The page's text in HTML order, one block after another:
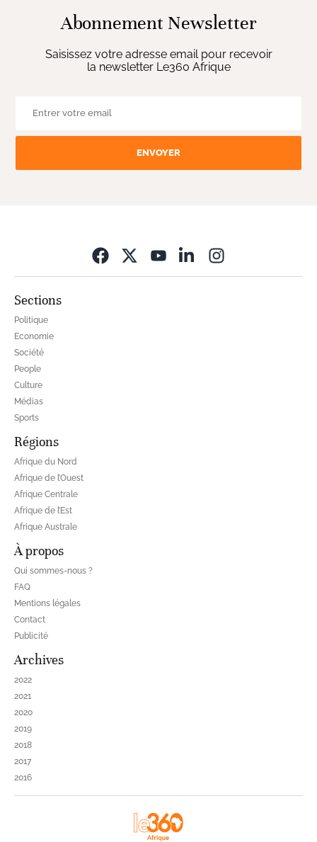
Abonnement Newsletter
Saisissez votre adresse email pour recevoir
la newsletter Le360 Afrique
ENVOYER
Sections
Politique
Economie
Société
People
Culture
Médias
Sports
Régions
Afrique du Nord
Afrique de l’Ouest
Afrique Centrale
Afrique de l’Est
Afrique Australe
À propos
Qui sommes-nous ?
FAQ
Mentions légales
Contact
Publicité
Archives
2022
2021
2020
2019
2018
2017
2016